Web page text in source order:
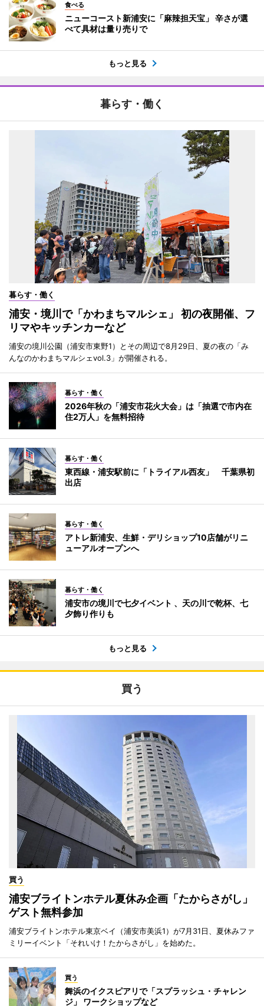
食べる
ニューコースト新浦安に「麻辣担天宝」 辛さが選
べて具材は量り売りで
もっと見る
暮らす・働く
暮らす・働く
浦安・境川で「かわまちマルシェ」 初の夜開催、フ
リマやキッチンカーなど
浦安の境川公園（浦安市東野1）とその周辺で8月29日、夏の夜の「み
んなのかわまちマルシェvol.3」が開催される。
暮らす・働く
2026年秋の「浦安市花火大会」は「抽選で市内在
住2万人」を無料招待
暮らす・働く
東西線・浦安駅前に「トライアル西友」 千葉県初
出店
暮らす・働く
アトレ新浦安、生鮮・デリショップ10店舗がリニ
ューアルオープンへ
暮らす・働く
浦安市の境川で七夕イベント 、天の川で乾杯、七
夕飾り作りも
もっと見る
買う
買う
浦安ブライトンホテル夏休み企画「たからさがし」
ゲスト無料参加
浦安ブライトンホテル東京ベイ（浦安市美浜1）が7月31日、夏休みファ
ミリーイベント「それいけ！たからさがし」を始めた。
買う
舞浜のイクスピアリで「スプラッシュ・チャレン
ジ」 ワークショップなど